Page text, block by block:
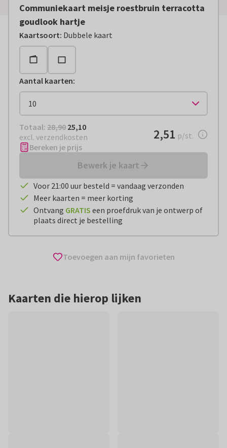
Communiekaart meisje roestbruin terracotta
goudlook hartje
Kaartsoort: Dubbele kaart
Aantal kaarten:
Totaal: € 25,10
Totaal: 28,90 25,10
excl. verzendkosten
€ 2,51 per stuk
2,51 p/st.
Bereken je prijs
Bewerk je kaart
Voor 21:00 uur besteld = vandaag verzonden
Meer kaarten = meer korting
Ontvang GRATIS een proefdruk van je ontwerp of
plaats direct je bestelling
Toevoegen aan mijn favorieten
Kaarten die hierop lijken